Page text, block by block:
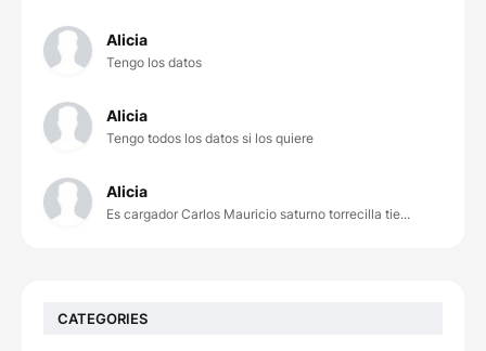
Alicia
Tengo los datos
Alicia
Tengo todos los datos si los quiere
Alicia
Es cargador Carlos Mauricio saturno torrecilla tie...
CATEGORIES